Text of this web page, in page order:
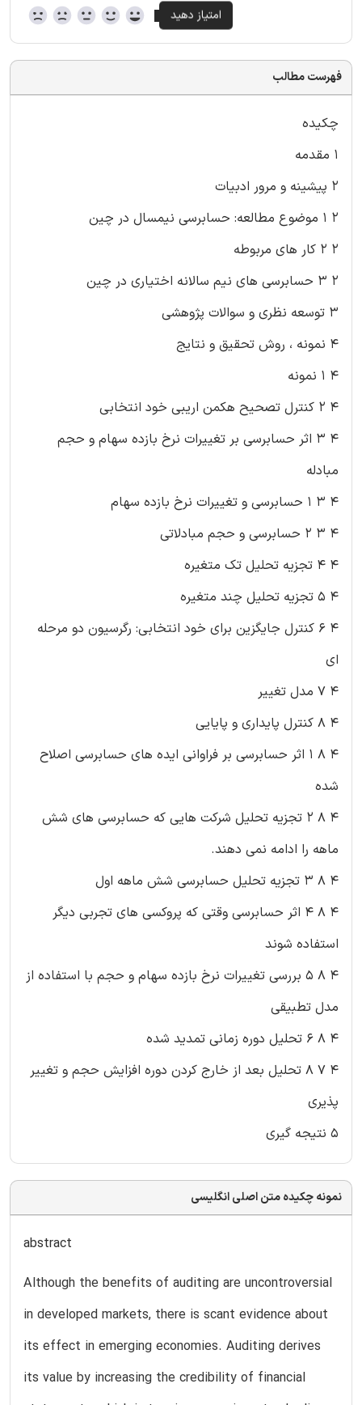
فهرست مطالب
چکیده
۱ مقدمه
۲ پیشینه و مرور ادبیات
۲ ۱ موضوع مطالعه: حسابرسی نیمسال در چین
۲ ۲ کار های مربوطه
۲ ۳ حسابرسی های نیم سالانه اختیاری در چین
۳ توسعه نظری و سوالات پژوهشی
۴ نمونه ، روش تحقیق و نتایج
۴ ۱ نمونه
۴ ۲ کنترل تصحیح هکمن اریبی خود انتخابی
۴ ۳ اثر حسابرسی بر تغییرات نرخ بازده سهام و حجم
مبادله
۴ ۳ ۱ حسابرسی و تغییرات نرخ بازده سهام
۴ ۳ ۲ حسابرسی و حجم مبادلاتی
۴ ۴ تجزیه تحلیل تک متغیره
۴ ۵ تجزیه تحلیل چند متغیره
۴ ۶ کنترل جایگزین برای خود انتخابی: رگرسیون دو مرحله
ای
۴ ۷ مدل تغییر
۴ ۸ کنترل پایداری و پایایی
۴ ۸ ۱ اثر حسابرسی بر فراوانی ایده های حسابرسی اصلاح
شده
۴ ۸ ۲ تجزیه تحلیل شرکت هایی که حسابرسی های شش
ماهه را ادامه نمی دهند.
۴ ۸ ۳ تجزیه تحلیل حسابرسی شش ماهه اول
۴ ۸ ۴ اثر حسابرسی وقتی که پروکسی های تجربی دیگر
استفاده شوند
۴ ۸ ۵ بررسی تغییرات نرخ بازده سهام و حجم با استفاده از
مدل تطبیقی
۴ ۸ ۶ تحلیل دوره زمانی تمدید شده
۴ ۷ ۸ تحلیل بعد از خارج کردن دوره افزایش حجم و تغییر
پذیری
۵ نتیجه گیری
نمونه چکیده متن اصلی انگلیسی
abstract
Although the benefits of auditing are uncontroversial
in developed markets, there is scant evidence about
its effect in emerging economies. Auditing derives
its value by increasing the credibility of financial